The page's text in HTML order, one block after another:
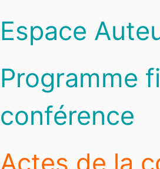
Espace
Programme
conférence
Actes de la